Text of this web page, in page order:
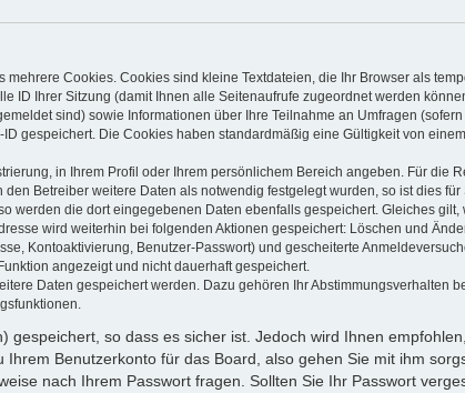
Cookies. Cookies sind kleine Textdateien, die Ihr Browser als
ID Ihrer Sitzung (damit Ihnen alle Seitenaufrufe zugeordnet werden
sind) sowie Informationen über Ihre Teilnahme an Umfragen
gespeichert. Die Cookies haben standardmäßig eine Gültigkeit von
in Ihrem Profil oder Ihrem persönlichem Bereich angeben. Für die
Betreiber weitere Daten als notwendig festgelegt wurden, so ist dies für
werden die dort eingegebenen Daten ebenfalls gespeichert. Gleiches
wird weiterhin bei folgenden Aktionen gespeichert: Löschen und
Kontoaktivierung, Benutzer-Passwort) und gescheiterte
angezeigt und nicht dauerhaft gespeichert.
Daten gespeichert werden. Dazu gehören Ihr Abstimmungsverhalten
gespeichert, so dass es sicher ist. Jedoch wird Ihnen
Benutzerkonto für das Board, also gehen Sie mit ihm
nach Ihrem Passwort fragen. Sollten Sie Ihr Passwort